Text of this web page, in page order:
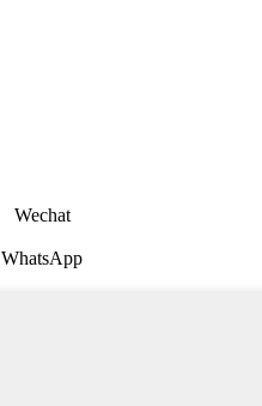
Wechat
WhatsApp